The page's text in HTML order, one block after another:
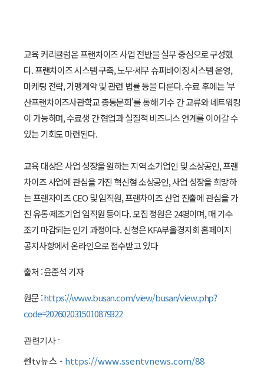
교육 커리큘럼은 프랜차이즈 사업 전반을 실무 중심으로 구성했
다. 프랜차이즈 시스템 구축, 노무·세무 슈퍼바이징 시스템 운영,
마케팅 전략, 가맹계약 및 관련 법률 등을 다룬다. 수료 후에는 '부
산프랜차이즈사관학교 총동문회'를 통해 기수 간 교류와 네트워킹
이 가능하며, 수료생 간 협업과 실질적 비즈니스 연계를 이어갈 수
있는 기회도 마련된다.
교육 대상은 사업 성장을 원하는 지역 소기업인 및 소상공인, 프랜
차이즈 사업에 관심을 가진 혁신형 소상공인, 사업 성장을 희망하
는 프랜차이즈 CEO 및 임직원, 프랜차이즈 산업 진출에 관심을 가
진 유통·제조기업 임직원 등이다. 모집 정원은 24명이며, 매 기수
조기 마감되는 인기 과정이다. 신청은 KFA부울경지회 홈페이지
공지사항에서 온라인으로 접수받고 있다
출처 : 윤준석 기자
원문 :https://www.busan.com/view/busan/view.php?
code=2026020315010879322
관련기사 :
쎈tv뉴스 - https://www.ssentvnews.com/88